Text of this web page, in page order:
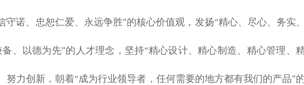
守诺、忠恕仁爱、永远争胜”的核心价值观，发扬“精心、尽心、务实
、以德为先”的人才理念，坚持“精心设计、精心制造、精心管理、
努力创新，朝着“成为行业领导者，任何需要的地方都有我们的产品”